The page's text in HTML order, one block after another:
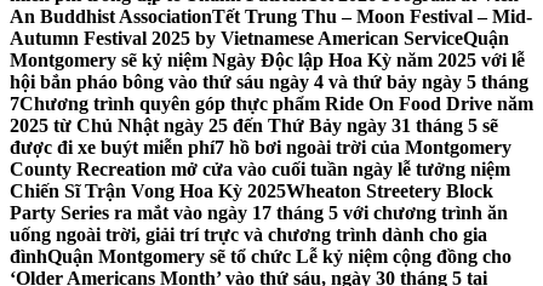
An Buddhist AssociationTết Trung Thu – Moon Festival – Mid-
Autumn Festival 2025 by Vietnamese American ServiceQuận
Montgomery sẽ kỷ niệm Ngày Độc lập Hoa Kỳ năm 2025 với lễ
hội bắn pháo bông vào thứ sáu ngày 4 và thứ bảy ngày 5 tháng
7Chương trình quyên góp thực phẩm Ride On Food Drive năm
2025 từ Chủ Nhật ngày 25 đến Thứ Bảy ngày 31 tháng 5 sẽ
được đi xe buýt miễn phí7 hồ bơi ngoài trời của Montgomery
County Recreation mở cửa vào cuối tuần ngày lễ tưởng niệm
Chiến Sĩ Trận Vong Hoa Kỳ 2025Wheaton Streetery Block
Party Series ra mắt vào ngày 17 tháng 5 với chương trình ăn
uống ngoài trời, giải trí trực và chương trình dành cho gia
đìnhQuận Montgomery sẽ tổ chức Lễ kỷ niệm cộng đồng cho
‘Older Americans Month’ vào thứ sáu, ngày 30 tháng 5 tại